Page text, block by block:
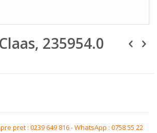
235954.0
pret : 0239 649 816 - WhatsApp : 0758 55 22